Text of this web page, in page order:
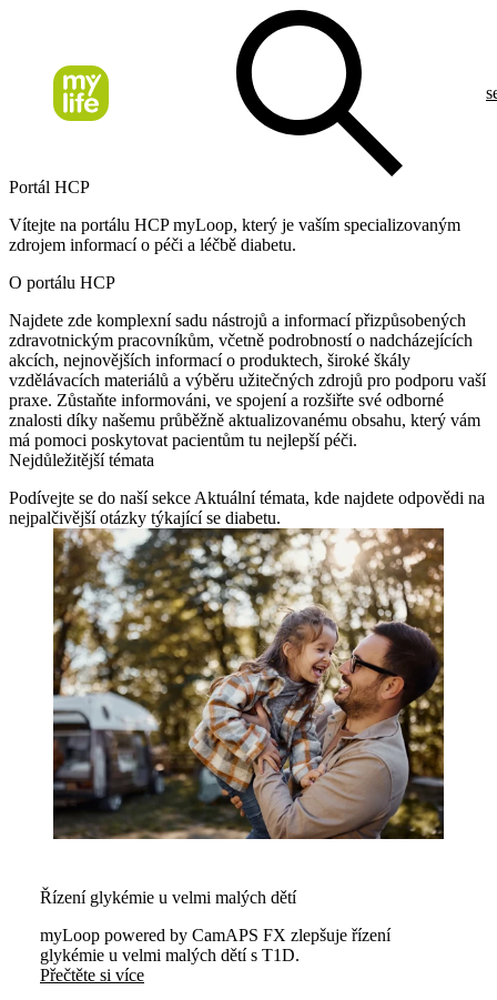
Portál HCP
Vítejte na portálu HCP myLoop, který je vaším specializovaným
zdrojem informací o péči a léčbě diabetu.
O portálu HCP
Najdete zde komplexní sadu nástrojů a informací přizpůsobených
zdravotnickým pracovníkům, včetně podrobností o nadcházejících
akcích, nejnovějších informací o produktech, široké škály
vzdělávacích materiálů a výběru užitečných zdrojů pro podporu vaší
praxe. Zůstaňte informováni, ve spojení a rozšiřte své odborné
znalosti díky našemu průběžně aktualizovanému obsahu, který vám
má pomoci poskytovat pacientům tu nejlepší péči.
Nejdůležitější témata
Podívejte se do naší sekce Aktuální témata, kde najdete odpovědi na
nejpalčivější otázky týkající se diabetu.
Řízení glykémie u velmi malých dětí
myLoop powered by CamAPS FX zlepšuje řízení
glykémie u velmi malých dětí s T1D.
Přečtěte si více